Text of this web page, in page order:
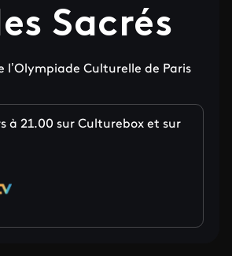
Sacrés
l’Olympiade Culturelle de Paris
à 21.00 sur Culturebox et sur